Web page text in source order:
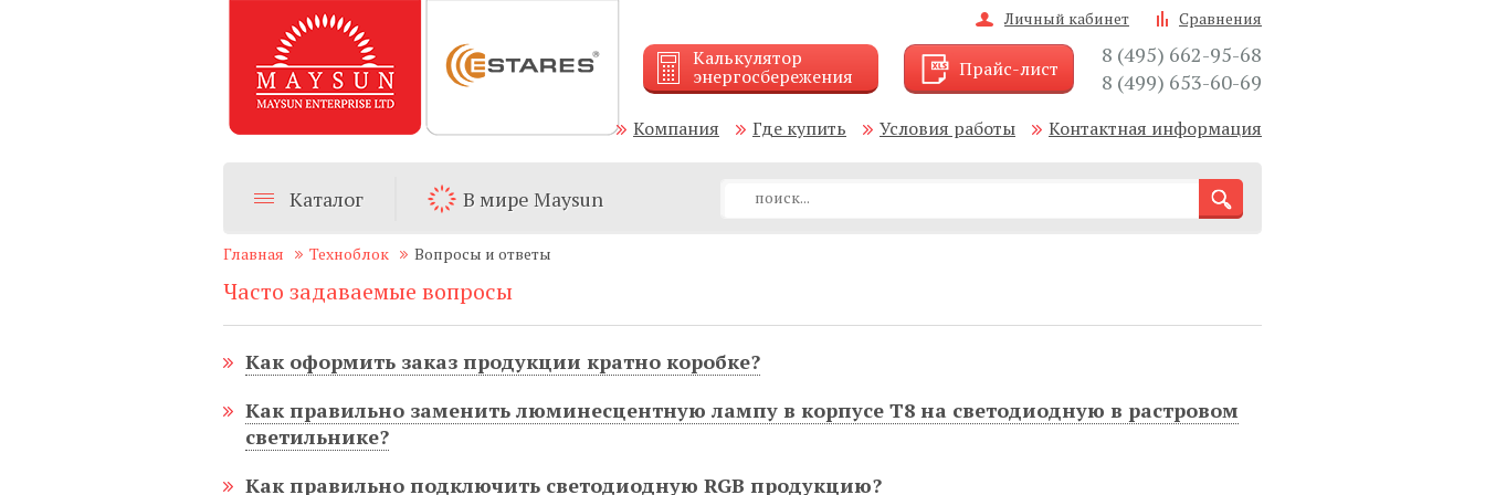
Личный кабинет Сравнения
Калькулятор
энергосбережения Прайс-лист
8 (495) 662-95-68
8 (499) 653-60-69
Контактная информация
Условия работы
Где купить
Компания
Каталог В мире Maysun
Главная Техноблок Вопросы и ответы
Часто задаваемые вопросы
Как оформить заказ продукции кратно коробке?
Как правильно заменить люминесцентную лампу в корпусе Т8 на светодиодную в растровом
светильнике?
Как правильно подключить светодиодную RGB продукцию?